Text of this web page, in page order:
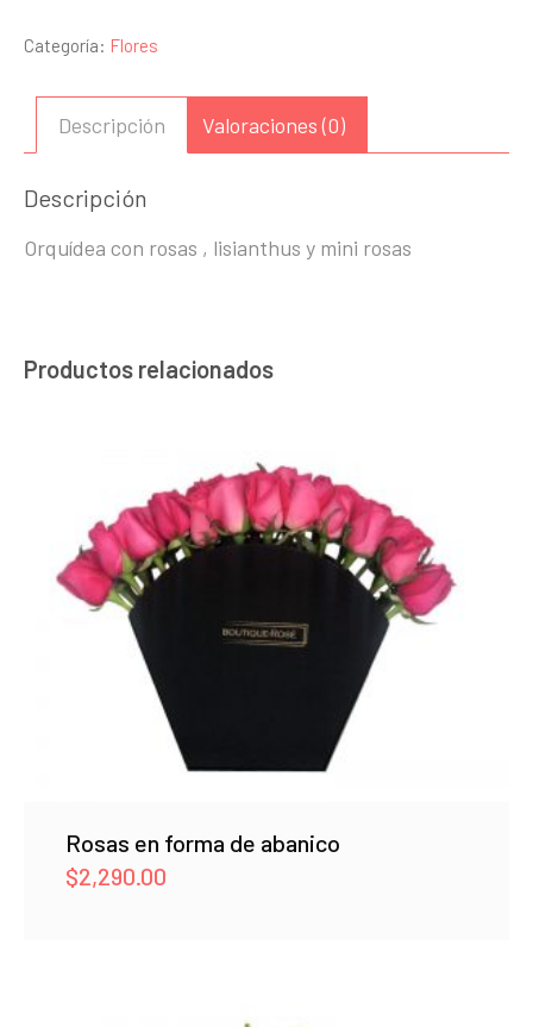
,
cantidad
Categoría: Flores
Descripción Valoraciones (0)
Descripción
Orquídea con rosas , lisianthus y mini rosas
Productos relacionados
Rosas en forma de abanico
$2,290.00